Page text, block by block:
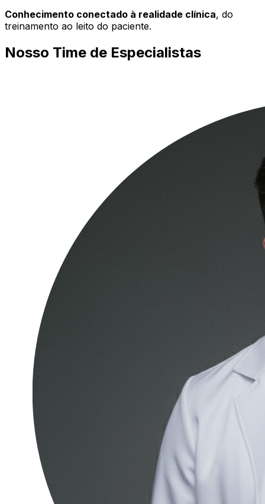
Conhecimento conectado à realidade clínica, do
treinamento ao leito do paciente.
Nosso Time de Especialistas